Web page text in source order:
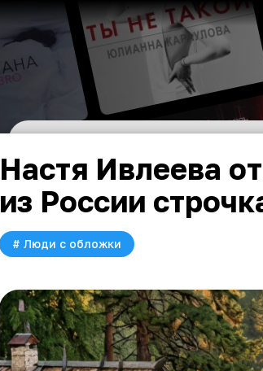
Настя Ивлеева
из России
# Люди с обложки